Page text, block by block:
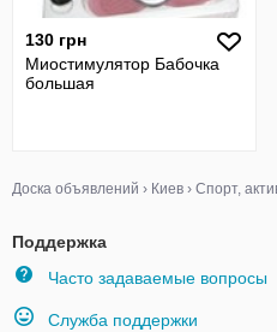
130 грн
Миостимулятор Бабочка
большая
Доска объявлений › Киев › Спорт,
Поддержка
Часто задаваемые вопросы
Служба поддержки